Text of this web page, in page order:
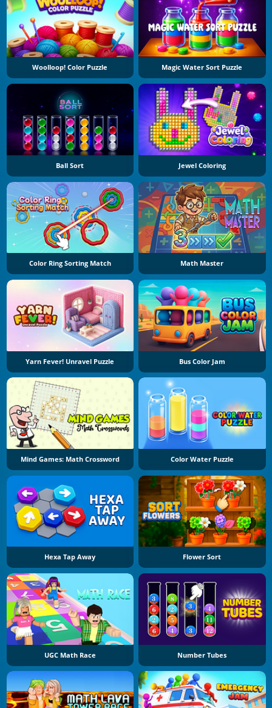
Woolloop! Color Puzzle Magic Water Sort Puzzle
Ball Sort Jewel Coloring
Color Ring Sorting Match Math Master
Yarn Fever! Unravel Puzzle Bus Color Jam
Mind Games: Math Crossword Color Water Puzzle
Hexa Tap Away Flower Sort
UGC Math Race Number Tubes